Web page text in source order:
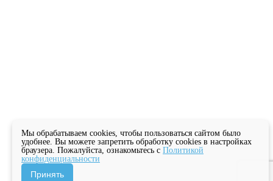
Мы обрабатываем cookies, чтобы пользоваться сайтом было
удобнее. Вы можете запретить обработку cookies в настройках
браузера. Пожалуйста, ознакомьтесь с Политикой
конфиденциальности
Принять